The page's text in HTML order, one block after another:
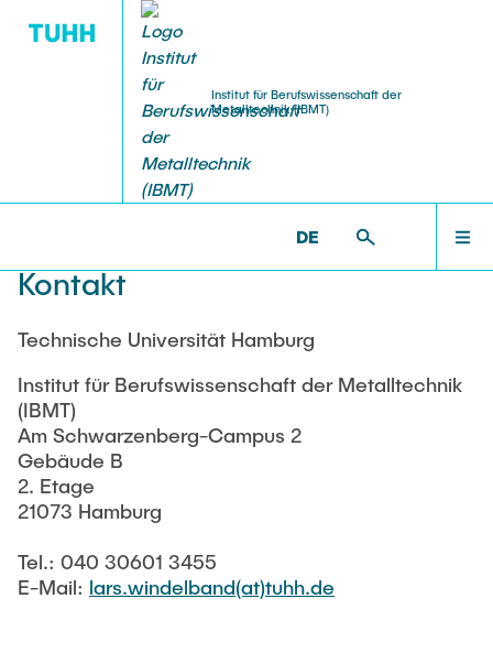
Institut für Berufswissenschaft der
Metalltechnik (IBMT)
DE
TEAM
Prof. Dr. phil. Lars Windelband
Martin Hieronymus
Steffen Karstens
Jana Voth
FORSCHUNG
FORSCHUNG
LEHRE
LEHRE
Arbeiten
NACHRICHTEN
KONTAKT & ANFAHRT
KONTAKT & ANFAHRT
Kontakt
Technische Universität Hamburg
Institut für Berufswissenschaft der Metalltechnik
(IBMT)
Am Schwarzenberg-Campus 2
Gebäude B
2. Etage
21073 Hamburg
Tel.: 040 30601 3455
E-Mail: lars.windelband(at)tuhh.de